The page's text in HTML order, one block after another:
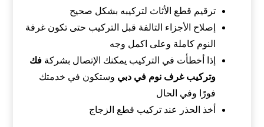
ترقيم قطع الأثاث لتركيبه بشكل صحيح
إصلاح الأجزاء التالفة قبل التركيب حتى تكون غرفة
النوم كاملة وعلى اكمل وجه
إذا أخطأت في التركيب يمكنك الإتصال بشركةفك
وتركيب غرف نوم في دبي وستكون في خدمتك
فورًا وفي الحال
أخذ الحذر عند تركيب قطع الزجاج